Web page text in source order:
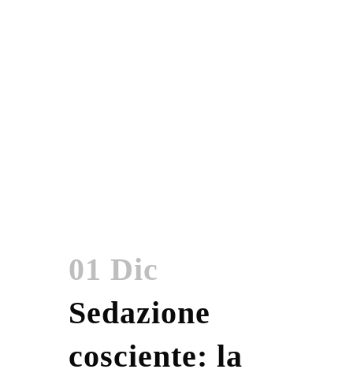
01 Dic
Sedazione
cosciente: la